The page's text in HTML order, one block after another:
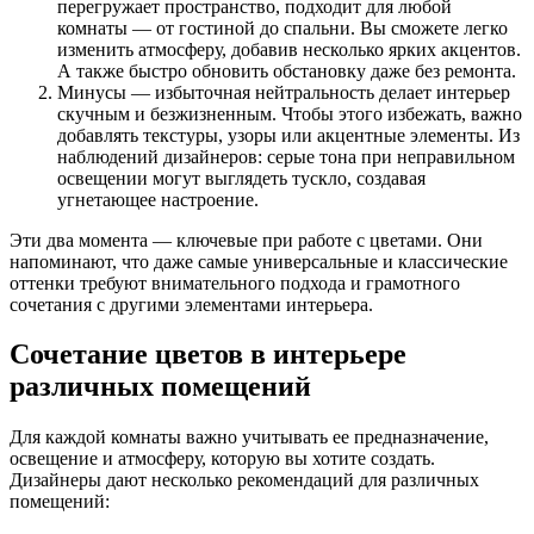
перегружает пространство, подходит для любой
комнаты — от гостиной до спальни. Вы сможете легко
изменить атмосферу, добавив несколько ярких акцентов.
А также быстро обновить обстановку даже без ремонта.
Минусы — избыточная нейтральность делает интерьер
скучным и безжизненным. Чтобы этого избежать, важно
добавлять текстуры, узоры или акцентные элементы. Из
наблюдений дизайнеров: серые тона при неправильном
освещении могут выглядеть тускло, создавая
угнетающее настроение.
Эти два момента — ключевые при работе с цветами. Они
напоминают, что даже самые универсальные и классические
оттенки требуют внимательного подхода и грамотного
сочетания с другими элементами интерьера.
Сочетание цветов в интерьере
различных помещений
Для каждой комнаты важно учитывать ее предназначение,
освещение и атмосферу, которую вы хотите создать.
Дизайнеры дают несколько рекомендаций для различных
помещений: